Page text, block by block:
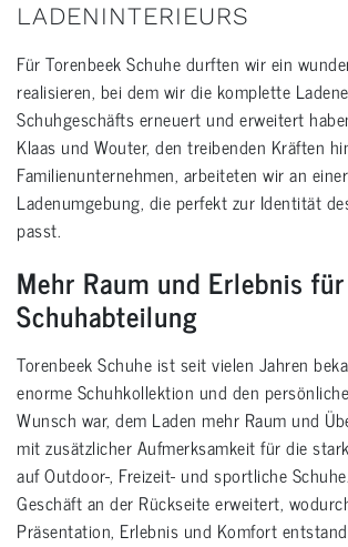
LADENINTERIEURS
Für Torenbeek Schuhe durften wir ein
realisieren, bei dem wir die komplette
Schuhgeschäfts erneuert und erweitert
Klaas und Wouter, den treibenden Kräften
Familienunternehmen, arbeiteten wir an
Ladenumgebung, die perfekt zur Identität
passt.
Mehr Raum und Erlebnis
Schuhabteilung
Torenbeek Schuhe ist seit vielen Jahren
enorme Schuhkollektion und den
Wunsch war, dem Laden mehr Raum und
mit zusätzlicher Aufmerksamkeit für die
auf Outdoor-, Freizeit- und sportliche
Geschäft an der Rückseite erweitert,
Präsentation, Erlebnis und Komfort